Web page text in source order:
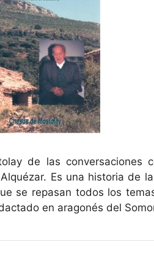
de las conversaciones
Es una historia de
se repasan todos los
en aragonés del